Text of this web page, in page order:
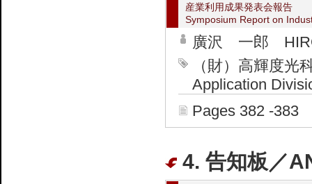
産業利用成果発表会報告
Symposium Report on
廣沢 一郎
（財）高輝度
Application
Pages 382 -383
4. 告知板／